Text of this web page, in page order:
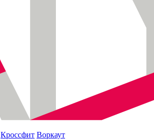
Кроссфит Воркаут